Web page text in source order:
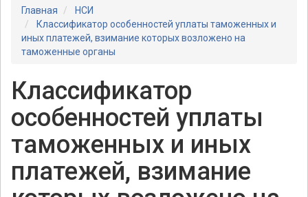
Главная
НСИ
Классификатор особенностей уплаты таможенных и
иных платежей, взимание которых возложено на
таможенные органы
Классификатор
особенностей уплаты
таможенных и иных
платежей, взимание